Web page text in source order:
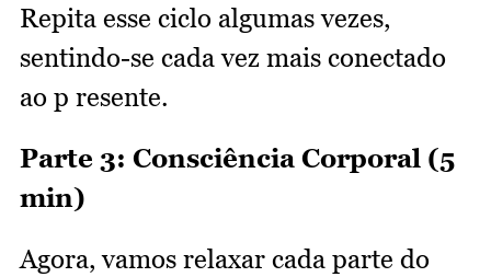
Repita esse ciclo algumas vezes,
sentindo-se cada vez mais conectado
ao p resente.
Parte 3: Consciência Corporal (5
min)
Agora, vamos relaxar cada parte do